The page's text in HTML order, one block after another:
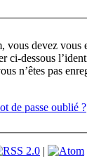
de passe oublié ?
|